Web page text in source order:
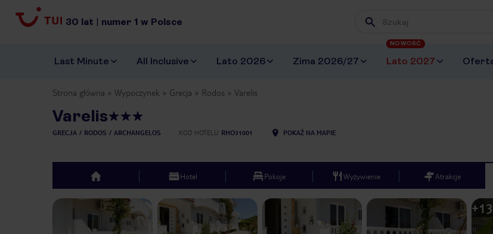
30 lat | numer 1 w Polsce Wpisz frazę, której szukasz
Last Minute All Inclusive Lato 2026 Zima 2026/27 Lato 2027
NOWOŚĆ
Strona główna Wypoczynek Grecja Rodos Varelis
Varelis
GRECJA RODOS ARCHANGELOS KOD HOTELU RHO31001 POKAŻ NA MAPIE
top Hotel Pokoje Wyżywienie Atrakcje
Previous slide +13